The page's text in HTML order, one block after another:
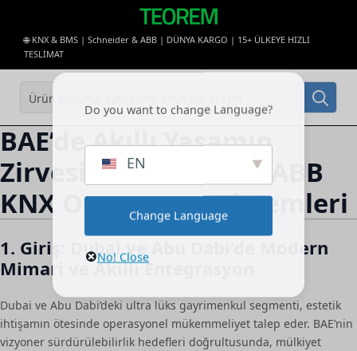
BAE’de Akıllı Yaşamın
Zirvesi: Schneider ve ABB
KNX Otomasyon Sistemleri
1. Giriş: Dubai ve Abu Dabi’de Modern
Mimari ve Akıllı Entegrasyon
Dubai ve Abu Dabi’deki ultra lüks gayrimenkul segmenti, estetik
ihtişamın ötesinde operasyonel mükemmeliyet talep eder. BAE’nin
vizyoner sürdürülebilirlik hedefleri doğrultusunda, mülkiyet
🌐 KNX & BMS | Schneider & ABB | DÜNYA KARGO | 15+ ÜLKEYE HIZLI
TESLİMAT
for:
Do you want to change Language?
EN
Change Language
No! Close